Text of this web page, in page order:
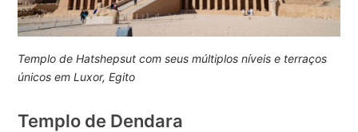
Templo de Hatshepsut com seus múltiplos níveis e terraços
únicos em Luxor, Egito
Templo de Dendara